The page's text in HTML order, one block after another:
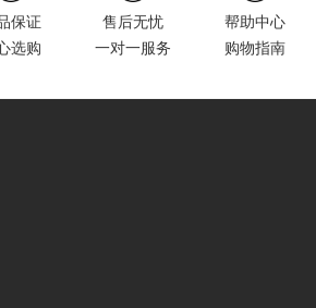
保证
选购
售后无忧
一对一服务
帮助中心
购物指南